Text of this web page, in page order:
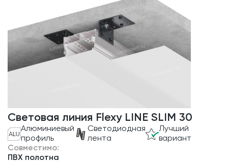
Световая линия Flexy LINE SLIM 30
Алюминиевый
профиль
Светодиодная
лента
Лучший
вариант
Совместимо:
ПВХ полотна